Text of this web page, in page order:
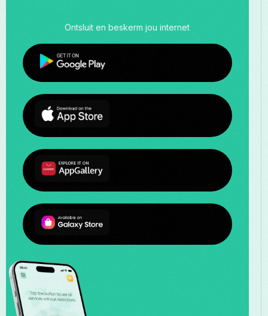
Ontsluit en beskerm jou internet